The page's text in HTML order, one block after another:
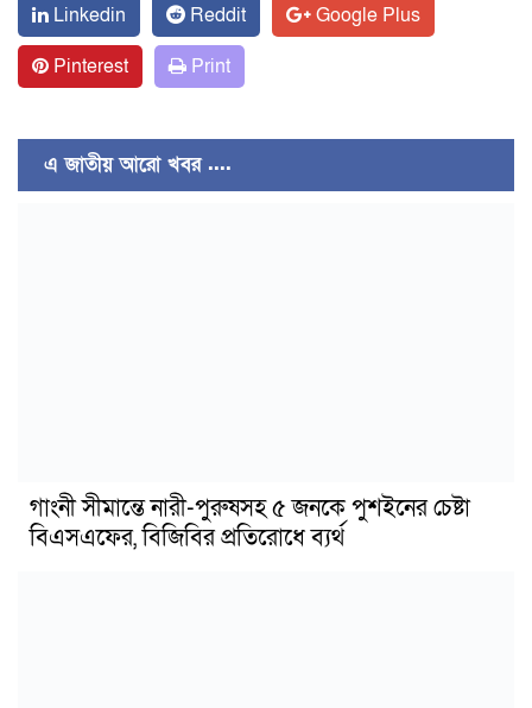
Linkedin
Reddit
Google Plus
Pinterest
Print
এ জাতীয় আরো খবর ....
গাংনী সীমান্তে নারী-পুরুষসহ ৫ জনকে পুশইনের চেষ্টা
বিএসএফের, বিজিবির প্রতিরোধে ব্যর্থ